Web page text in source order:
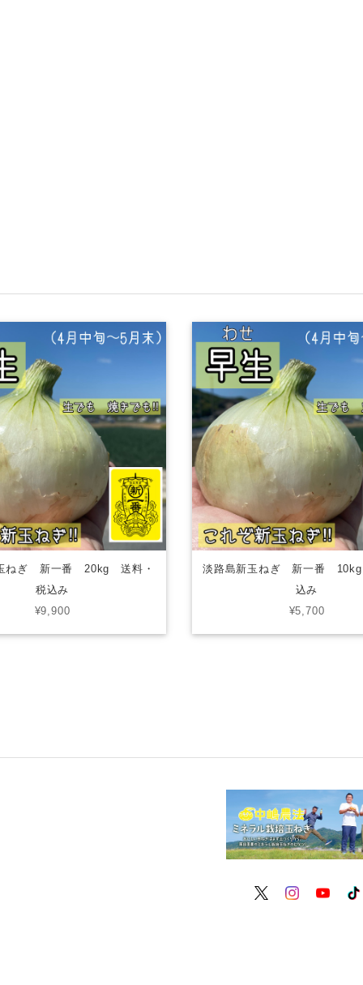
ねぎ 新一番 20kg 送料・
税込み
¥9,900
淡路島新玉ねぎ 新一番 10kg
込み
¥5,700